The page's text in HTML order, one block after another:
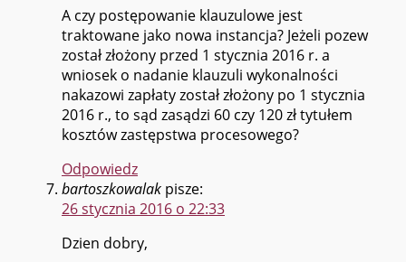
A czy postępowanie klauzulowe jest
traktowane jako nowa instancja? Jeżeli pozew
został złożony przed 1 stycznia 2016 r. a
wniosek o nadanie klauzuli wykonalności
nakazowi zapłaty został złożony po 1 stycznia
2016 r., to sąd zasądzi 60 czy 120 zł tytułem
kosztów zastępstwa procesowego?
Odpowiedz
bartoszkowalak pisze:
26 stycznia 2016 o 22:33
Dzien dobry,